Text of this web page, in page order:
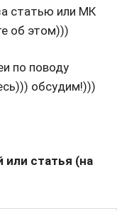
статью или МК
об этом)))
по поводу
обсудим!)))
или статья (на